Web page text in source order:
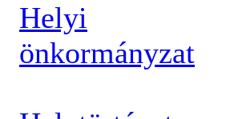
Helyi
önkormányzat